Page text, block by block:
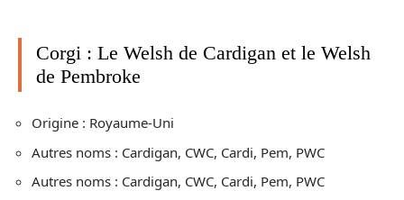
Corgi : Le Welsh de Cardigan et le Welsh
de Pembroke
Origine : Royaume-Uni
Autres noms : Cardigan, CWC, Cardi, Pem, PWC
Autres noms : Cardigan, CWC, Cardi, Pem, PWC